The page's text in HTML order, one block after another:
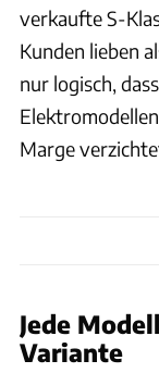
verkaufte S-
Kunden lieben
nur logisch,
Marge
Jede
Variante